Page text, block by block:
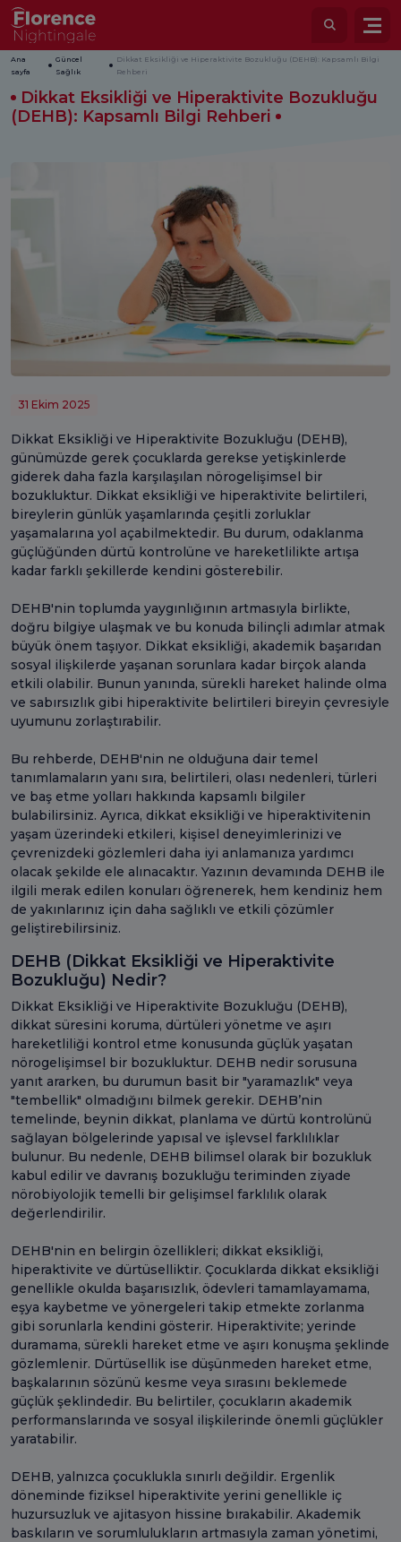
Ana
sayfa
Güncel
Sağlık
Dikkat Eksikliği ve Hiperaktivite Bozukluğu (DEHB): Kapsamlı Bilgi
Rehberi
Dikkat Eksikliği ve Hiperaktivite Bozukluğu
(DEHB): Kapsamlı Bilgi Rehberi
31 Ekim 2025
Dikkat Eksikliği ve Hiperaktivite Bozukluğu (DEHB),
günümüzde gerek çocuklarda gerekse yetişkinlerde
giderek daha fazla karşılaşılan nörogelişimsel bir
bozukluktur. Dikkat eksikliği ve hiperaktivite belirtileri,
bireylerin günlük yaşamlarında çeşitli zorluklar
yaşamalarına yol açabilmektedir. Bu durum, odaklanma
güçlüğünden dürtü kontrolüne ve hareketlilikte artışa
kadar farklı şekillerde kendini gösterebilir.
DEHB'nin toplumda yaygınlığının artmasıyla birlikte,
doğru bilgiye ulaşmak ve bu konuda bilinçli adımlar atmak
büyük önem taşıyor. Dikkat eksikliği, akademik başarıdan
sosyal ilişkilerde yaşanan sorunlara kadar birçok alanda
etkili olabilir. Bunun yanında, sürekli hareket halinde olma
ve sabırsızlık gibi hiperaktivite belirtileri bireyin çevresiyle
uyumunu zorlaştırabilir.
Bu rehberde, DEHB'nin ne olduğuna dair temel
tanımlamaların yanı sıra, belirtileri, olası nedenleri, türleri
ve baş etme yolları hakkında kapsamlı bilgiler
bulabilirsiniz. Ayrıca, dikkat eksikliği ve hiperaktivitenin
yaşam üzerindeki etkileri, kişisel deneyimlerinizi ve
çevrenizdeki gözlemleri daha iyi anlamanıza yardımcı
olacak şekilde ele alınacaktır. Yazının devamında DEHB ile
ilgili merak edilen konuları öğrenerek, hem kendiniz hem
de yakınlarınız için daha sağlıklı ve etkili çözümler
geliştirebilirsiniz.
DEHB (Dikkat Eksikliği ve Hiperaktivite
Bozukluğu) Nedir?
Dikkat Eksikliği ve Hiperaktivite Bozukluğu (DEHB),
dikkat süresini koruma, dürtüleri yönetme ve aşırı
hareketliliği kontrol etme konusunda güçlük yaşatan
nörogelişimsel bir bozukluktur. DEHB nedir sorusuna
yanıt ararken, bu durumun basit bir "yaramazlık" veya
"tembellik" olmadığını bilmek gerekir. DEHB’nin
temelinde, beynin dikkat, planlama ve dürtü kontrolünü
sağlayan bölgelerinde yapısal ve işlevsel farklılıklar
bulunur. Bu nedenle, DEHB bilimsel olarak bir bozukluk
kabul edilir ve davranış bozukluğu teriminden ziyade
nörobiyolojik temelli bir gelişimsel farklılık olarak
değerlendirilir.
DEHB'nin en belirgin özellikleri; dikkat eksikliği,
hiperaktivite ve dürtüselliktir. Çocuklarda dikkat eksikliği
genellikle okulda başarısızlık, ödevleri tamamlayamama,
eşya kaybetme ve yönergeleri takip etmekte zorlanma
gibi sorunlarla kendini gösterir. Hiperaktivite; yerinde
duramama, sürekli hareket etme ve aşırı konuşma şeklinde
gözlemlenir. Dürtüsellik ise düşünmeden hareket etme,
başkalarının sözünü kesme veya sırasını beklemede
güçlük şeklindedir. Bu belirtiler, çocukların akademik
performanslarında ve sosyal ilişkilerinde önemli güçlükler
yaratabilir.
DEHB, yalnızca çocuklukla sınırlı değildir. Ergenlik
döneminde fiziksel hiperaktivite yerini genellikle iç
huzursuzluk ve ajitasyon hissine bırakabilir. Akademik
baskıların ve sorumlulukların artmasıyla zaman yönetimi,